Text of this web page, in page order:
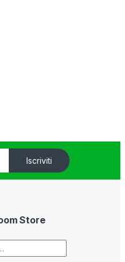
Iscriviti
Store